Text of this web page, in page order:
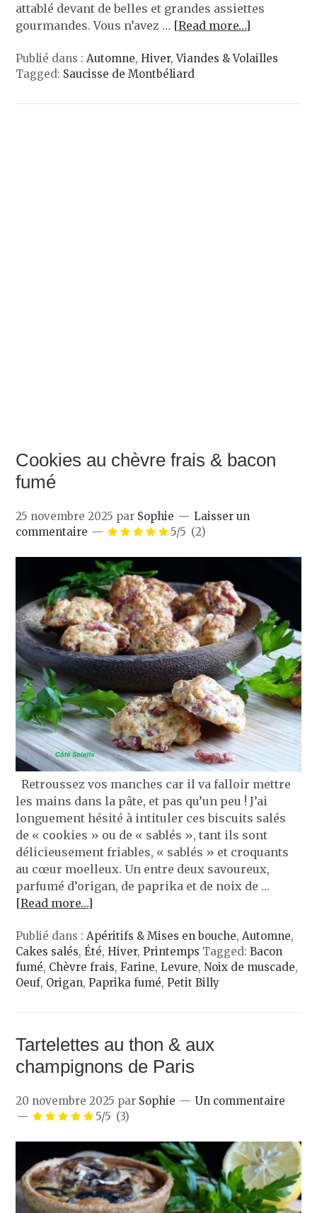
attablé devant de belles et grandes assiettes
gourmandes. Vous n’avez … [Read more…]
Publié dans :Automne,Hiver,Viandes & Volailles
Tagged: Saucisse de Montbéliard
Cookies au chèvre frais & bacon
fumé
25 novembre 2025 par Sophie
Laisser un
commentaire
5/5 (2)
Retroussez vos manches car il va falloir mettre
les mains dans la pâte, et pas qu’un peu ! J’ai
longuement hésité à intituler ces biscuits salés
de « cookies » ou de « sablés », tant ils sont
délicieusement friables, « sablés » et croquants
au cœur moelleux. Un entre deux savoureux,
parfumé d’origan, de paprika et de noix de …
[Read more…]
Publié dans :Apéritifs & Mises en bouche,Automne,
Cakes salés,Été,Hiver,Printemps Tagged:Bacon
fumé, Chèvre frais,Farine,Levure,Noix de muscade,
Oeuf, Origan,Paprika fumé,Petit Billy
Tartelettes au thon & aux
champignons de Paris
20 novembre 2025 par Sophie
Un commentaire
5/5 (3)